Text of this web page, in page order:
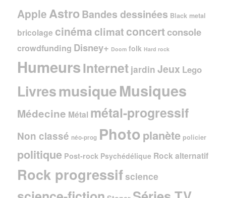
Apple AstroBandes dessinées Black metal
bricolage cinéma climat concertconsole
crowdfunding Disney+ Doom folk Hard rock
HumeursInternet jardin Jeux Lego
LivresmusiqueMusiques
Médecine Métal métal-progressif
Non classé néo-prog Photo planète policier
politique Post-rock Psychédélique Rock alternatif
Rock progressifscience